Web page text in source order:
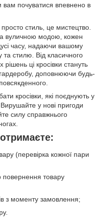
вам почуватися впевнено в
стиль, це мистецтво.
вуличною модою, кожен
часу, надаючи вашому
та стилю. Від класичного
рішень ці кросівки стануть
доповнюючи будь-
кросівки, які поєднують у
у нові пригоди
силу справжнього
(перевірка кожної пари
товару
з моменту замовлення;